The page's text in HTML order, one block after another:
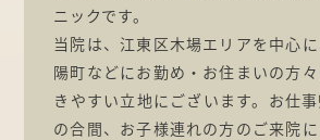
ニックです。
当院は、江東区木場エリアを中心
陽町などにお勤め・お住まいの方
きやすい立地にございます。お仕
の合間、お子様連れの方のご来院